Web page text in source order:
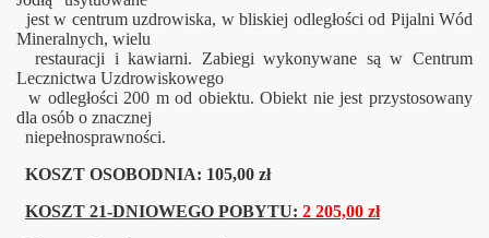
jest w centrum uzdrowiska, w bliskiej odległości od Pijalni Wód
Mineralnych, wielu
restauracji i kawiarni. Zabiegi wykonywane są w Centrum
Lecznictwa Uzdrowiskowego
w odległości 200 m od obiektu. Obiekt nie jest przystosowany
dla osób o znacznej
niepełnosprawności.
KOSZT OSOBODNIA: 105,00 zł
KOSZT 21-DNIOWEGO POBYTU: 2 205,00 zł